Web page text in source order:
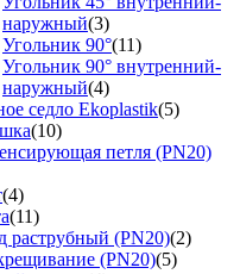
наружный(3)
Угольник 90°(11)
Угольник 90° внутренний-
наружный(4)
седло Ekoplastik(5)
(10)
петля (PN20)
(4)
(11)
раструбный (PN20)(2)
(PN20)(5)